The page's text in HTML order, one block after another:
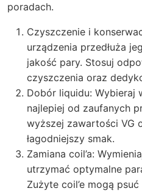
poradach.
Czyszczenie i
urządzenia przedłuża
jakość pary. Stosuj
czyszczenia oraz
Dobór liquidu: Wybieraj
najlepiej od zaufanych
wyższej zawartości VG
łagodniejszy smak.
Zamiana coil’a:
utrzymać optymalne
Zużyte coil’e mogą